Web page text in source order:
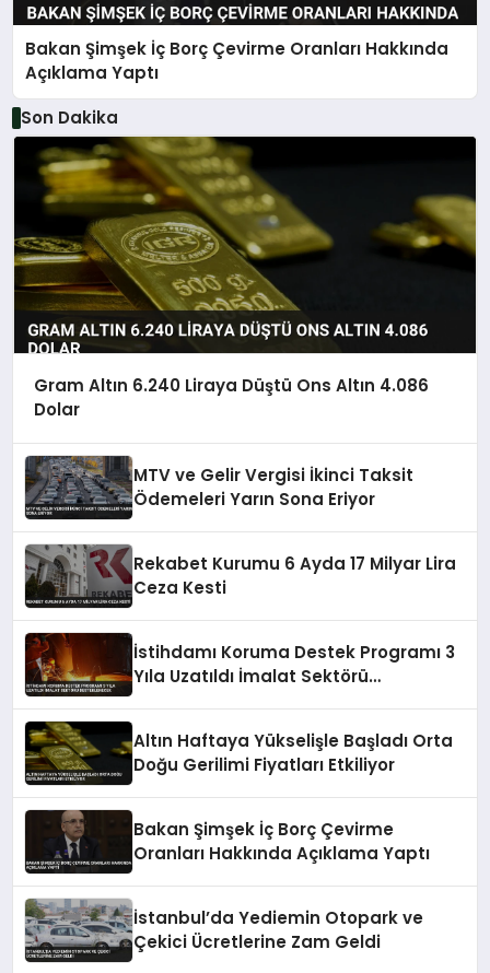
Bakan Şimşek İç Borç Çevirme Oranları Hakkında
Açıklama Yaptı
Son Dakika
Gram Altın 6.240 Liraya Düştü Ons Altın 4.086
Dolar
MTV ve Gelir Vergisi İkinci Taksit
Ödemeleri Yarın Sona Eriyor
Rekabet Kurumu 6 Ayda 17 Milyar Lira
Ceza Kesti
İstihdamı Koruma Destek Programı 3
Yıla Uzatıldı İmalat Sektörü
Altın Haftaya Yükselişle Başladı Orta
Doğu Gerilimi Fiyatları Etkiliyor
Bakan Şimşek İç Borç Çevirme
Oranları Hakkında Açıklama Yaptı
İstanbul’da Yediemin Otopark ve
Çekici Ücretlerine Zam Geldi